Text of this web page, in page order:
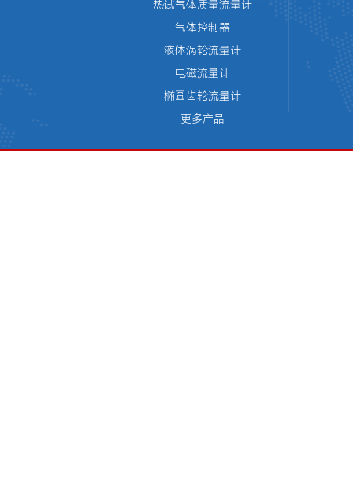
热试气体质量流量计
气体控制器
液体涡轮流量计
电磁流量计
椭圆齿轮流量计
更多产品